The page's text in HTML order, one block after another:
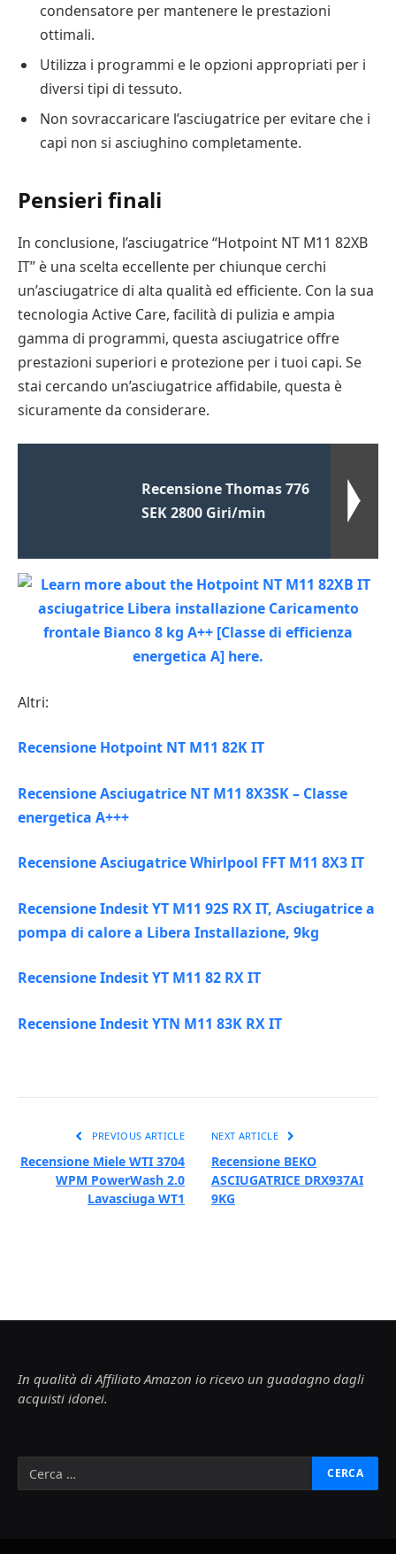
condensatore per mantenere le prestazioni
ottimali.
Utilizza i programmi e le opzioni appropriati per i
diversi tipi di tessuto.
Non sovraccaricare l’asciugatrice per evitare che i
capi non si asciughino completamente.
Pensieri finali
In conclusione, l’asciugatrice “Hotpoint NT M11 82XB
IT” è una scelta eccellente per chiunque cerchi
un’asciugatrice di alta qualità ed efficiente. Con la sua
tecnologia Active Care, facilità di pulizia e ampia
gamma di programmi, questa asciugatrice offre
prestazioni superiori e protezione per i tuoi capi. Se
stai cercando un’asciugatrice affidabile, questa è
sicuramente da considerare.
Recensione Thomas 776
SEK 2800 Giri/min
Altri:
Recensione Hotpoint NT M11 82K IT
Recensione Asciugatrice NT M11 8X3SK – Classe
energetica A+++
Recensione Asciugatrice Whirlpool FFT M11 8X3 IT
Recensione Indesit YT M11 92S RX IT, Asciugatrice a
pompa di calore a Libera Installazione, 9kg
Recensione Indesit YT M11 82 RX IT
Recensione Indesit YTN M11 83K RX IT
PREVIOUS ARTICLE
Recensione Miele WTI 3704
WPM PowerWash 2.0
Lavasciuga WT1
NEXT ARTICLE
Recensione BEKO
ASCIUGATRICE DRX937AI
9KG
In qualità di Affiliato Amazon io ricevo un guadagno dagli
acquisti idonei.